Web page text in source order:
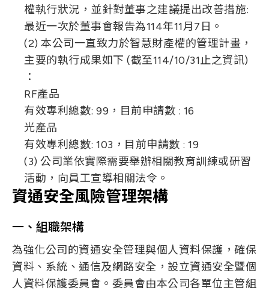
權執行狀況，並針對董事之建議提出改善措施:
最近一次於董事會報告為114年11月7日。
(2) 本公司一直致力於智慧財產權的管理計畫，
主要的執行成果如下 (截至114/10/31止之資訊)
：
RF產品
有效專利總數: 99，目前申請數 : 16
光產品
有效專利總數: 103，目前申請數 : 19
(3) 公司業依實際需要舉辦相關教育訓練或研習
活動，向員工宣導相關法令。
資通安全風險管理架構
一、組職架構
為強化公司的資通安全管理與個人資料保護，確保
資料、系統、通信及網路安全，設立資通安全暨個
人資料保護委員會。委員會由本公司各單位主管組